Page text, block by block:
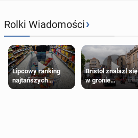
Rolki Wiadomości›
Lipcowy ranking
najtańszych
supermarketów
Bristol znalazł się
w gronie
najlepszych